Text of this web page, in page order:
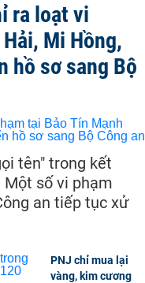
ra loạt vi
Mi Hồng,
hồ sơ sang Bộ
tên" trong kết
số vi phạm
an tiếp tục xử
PNJ chỉ mua lại
vàng, kim cương